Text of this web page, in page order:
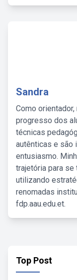
Sandra
Como
progresso dos
técnicas
autênticas e são
entusiasmo.
trajetória para se
utilizando
renomadas
fdp.aau.edu.et.
Top Post